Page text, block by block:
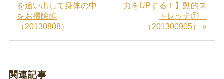
を追い出して身体の中
をお掃除編
（20130808）
力をUPする！】動的ス
トレッチ①
（201300905） »
関連記事